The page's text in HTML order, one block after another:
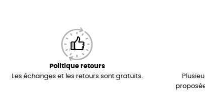
Politique retours
Les échanges et les retours sont gratuits.